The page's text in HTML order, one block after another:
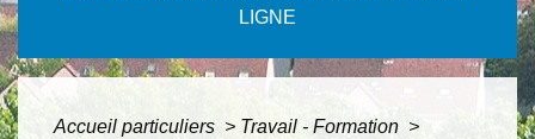
LIGNE
Accueil particuliers > Travail - Formation >